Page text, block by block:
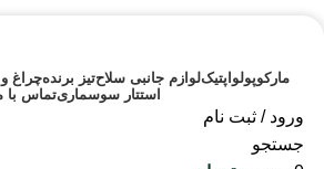
مارکوپولو اپتیکلوازم جانبی سلاحتیز برندهچراغ
استتار سوسماریتماس با
ورود / ثبت نام
جستجو